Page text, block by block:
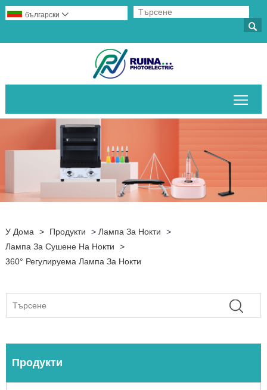

български 
У Дома > Продукти > Лампа За Нокти
>
Лампа За Сушене На Нокти
>
360° Регулируема Лампа За Нокти
Продукти